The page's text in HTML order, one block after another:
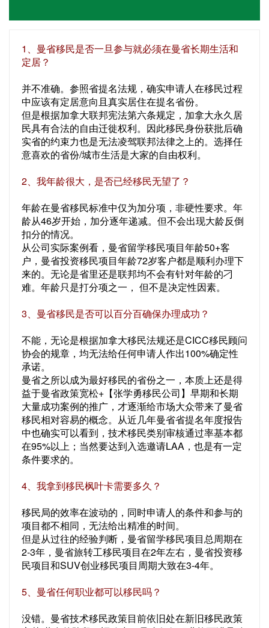
1、曼省移民是否一旦参与就必须在曼省长期生活和
定居？
并不准确。参照省提名法规，确实申请人在移民过程
中应该有定居意向且真实居住在提名省份。
但是根据加拿大联邦宪法第六条规定，加拿大永久居
民具有合法的自由迁徙权利。因此移民身份获批后确
实省的约束力也是无法凌驾联邦法律之上的。选择任
意喜欢的省份/城市生活是大家的自由权利。
2、我年龄很大，是否已经移民无望了？
年龄在曼省移民标准中仅为加分项，非硬性要求。年
龄从46岁开始，加分逐年递减。但不会出现大龄反倒
扣分的情况。
从公司实际案例看，曼省留学移民项目年龄50+客
户，曼省投资移民项目年龄72岁客户都是顺利办理下
来的。无论是省里还是联邦均不会有针对年龄的刁
难。年龄只是打分项之一， 但不是决定性因素。
3、曼省移民是否可以百分百确保办理成功？
不能，无论是根据加拿大移民法规还是CICC移民顾问
协会的规章，均无法给任何申请人作出100%确定性
承诺。
曼省之所以成为最好移民的省份之一，本质上还是得
益于曼省政策宽松+【张学勇移民公司】早期和长期
大量成功案例的推广，才逐渐给市场大众带来了曼省
移民相对容易的概念。从近几年曼省省提名年度报告
中也确实可以看到，技术移民类别审核通过率基本都
在95%以上；当然要达到入选邀请LAA，也是有一定
条件要求的。
4、我拿到移民枫叶卡需要多久？
移民局的效率在波动的，同时申请人的条件和参与的
项目都不相同，无法给出精准的时间。
但是从过往的经验判断，曼省留学移民项目总周期在
2-3年，曼省旅转工移民项目在2年左右，曼省投资移
民项目和SUV创业移民项目周期大致在3-4年。
5、曼省任何职业都可以移民吗？
没错。曼省技术移民政策目前依旧处在新旧移民政策